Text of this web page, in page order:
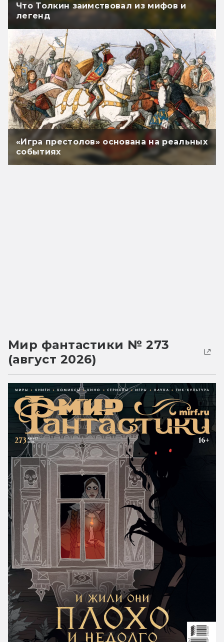
Что Толкин заимствовал из мифов и
легенд
«Игра престолов» основана на реальных
событиях
Мир фантастики № 273
(август 2026)